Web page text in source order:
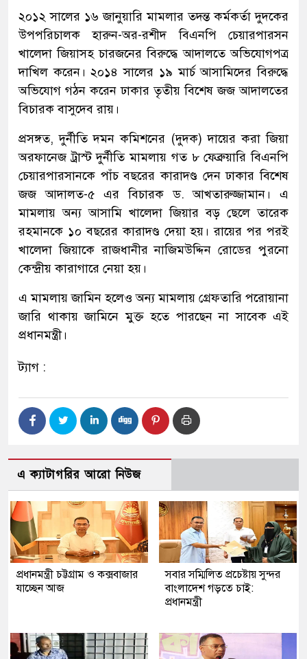
২০১২ সালের ১৬ জানুয়ারি মামলার তদন্ত কর্মকর্তা দুদকের
উপপরিচালক হারুন-অর-রশীদ বিএনপি চেয়ারপারসন
খালেদা জিয়াসহ চারজনের বিরুদ্ধে আদালতে অভিযোগপত্র
দাখিল করেন। ২০১৪ সালের ১৯ মার্চ আসামিদের বিরুদ্ধে
অভিযোগ গঠন করেন ঢাকার তৃতীয় বিশেষ জজ আদালতের
বিচারক বাসুদেব রায়।
প্রসঙ্গত, দুর্নীতি দমন কমিশনের (দুদক) দায়ের করা জিয়া
অরফানেজ ট্রাস্ট দুর্নীতি মামলায় গত ৮ ফেব্রুয়ারি বিএনপি
চেয়ারপারসানকে পাঁচ বছরের কারাদণ্ড দেন ঢাকার বিশেষ
জজ আদালত-৫ এর বিচারক ড. আখতারুজ্জামান। এ
মামলায় অন্য আসামি খালেদা জিয়ার বড় ছেলে তারেক
রহমানকে ১০ বছরের কারাদণ্ড দেয়া হয়। রায়ের পর পরই
খালেদা জিয়াকে রাজধানীর নাজিমউদ্দিন রোডের পুরনো
কেন্দ্রীয় কারাগারে নেয়া হয়।
এ মামলায় জামিন হলেও অন্য মামলায় গ্রেফতারি পরোয়ানা
জারি থাকায় জামিনে মুক্ত হতে পারছেন না সাবেক এই
প্রধানমন্ত্রী।
ট্যাগ :
এ ক্যাটাগরির আরো নিউজ
প্রধানমন্ত্রী চট্টগ্রাম ও কক্সবাজার
যাচ্ছেন আজ
সবার সম্মিলিত প্রচেষ্টায় সুন্দর
বাংলাদেশ গড়তে চাই:
প্রধানমন্ত্রী